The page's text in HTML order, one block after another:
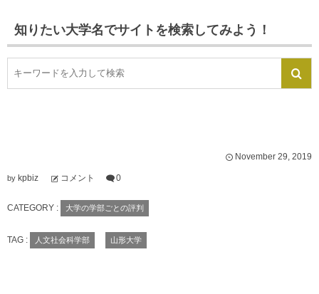
知りたい大学名でサイトを検索してみよう！
November 29, 2019
by kpbiz コメント 0
CATEGORY : 大学の学部ごとの評判
TAG : 人文社会科学部 山形大学